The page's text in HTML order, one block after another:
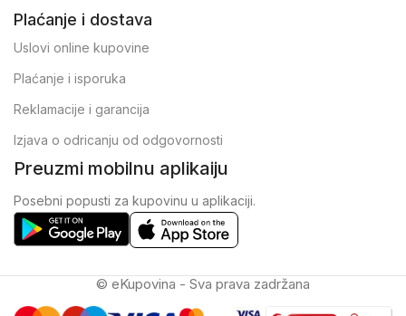
Plaćanje i dostava
Uslovi online kupovine
Plaćanje i isporuka
Reklamacije i garancija
Izjava o odricanju od odgovornosti
Preuzmi mobilnu aplikaiju
Posebni popusti za kupovinu u aplikaciji.
© eKupovina - Sva prava zadržana